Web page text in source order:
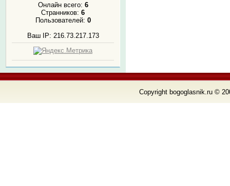
Онлайн всего: 6
Странников: 6
Пользователей: 0
Ваш IP: 216.73.217.173
Copyright bogoglasnik.ru ©